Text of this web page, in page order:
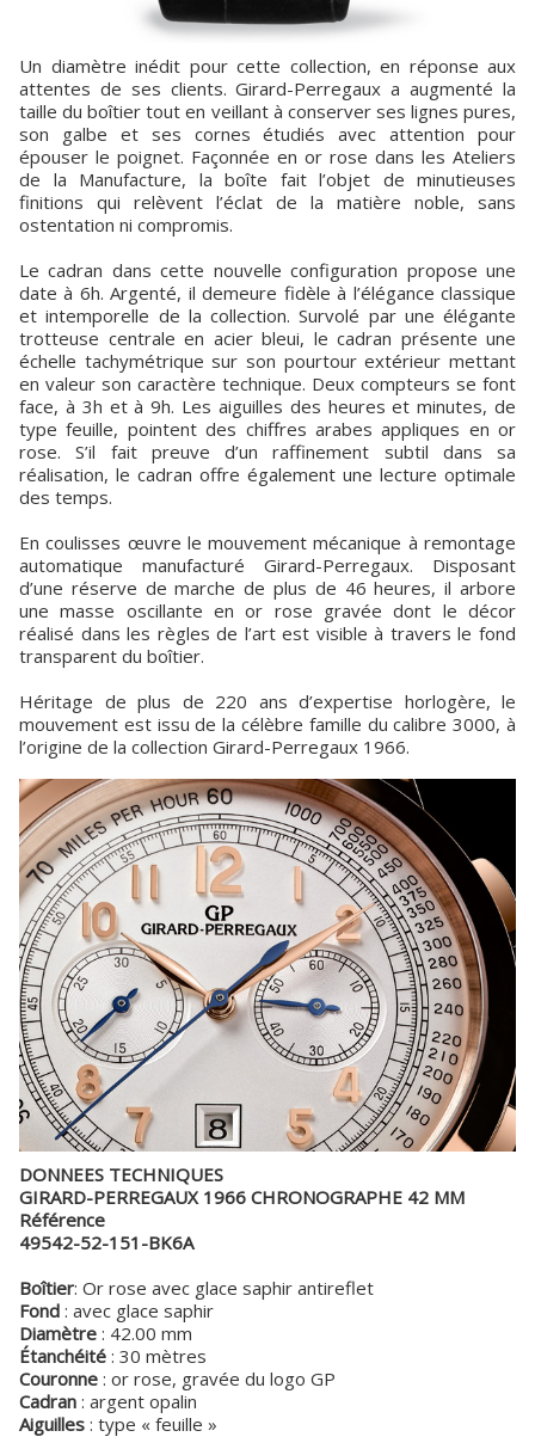
Un diamètre inédit pour cette collection, en réponse aux
attentes de ses clients. Girard-Perregaux a augmenté la
taille du boîtier tout en veillant à conserver ses lignes pures,
son galbe et ses cornes étudiés avec attention pour
épouser le poignet. Façonnée en or rose dans les Ateliers
de la Manufacture, la boîte fait l’objet de minutieuses
finitions qui relèvent l’éclat de la matière noble, sans
ostentation ni compromis.
Le cadran dans cette nouvelle configuration propose une
date à 6h. Argenté, il demeure fidèle à l’élégance classique
et intemporelle de la collection. Survolé par une élégante
trotteuse centrale en acier bleui, le cadran présente une
échelle tachymétrique sur son pourtour extérieur mettant
en valeur son caractère technique. Deux compteurs se font
face, à 3h et à 9h. Les aiguilles des heures et minutes, de
type feuille, pointent des chiffres arabes appliques en or
rose. S’il fait preuve d’un raffinement subtil dans sa
réalisation, le cadran offre également une lecture optimale
des temps.
En coulisses œuvre le mouvement mécanique à remontage
automatique manufacturé Girard-Perregaux. Disposant
d’une réserve de marche de plus de 46 heures, il arbore
une masse oscillante en or rose gravée dont le décor
réalisé dans les règles de l’art est visible à travers le fond
transparent du boîtier.
Héritage de plus de 220 ans d’expertise horlogère, le
mouvement est issu de la célèbre famille du calibre 3000, à
l’origine de la collection Girard-Perregaux 1966.
DONNEES TECHNIQUES
GIRARD-PERREGAUX 1966 CHRONOGRAPHE 42 MM
Référence
49542-52-151-BK6A
Boîtier: Or rose avec glace saphir antireflet
Fond : avec glace saphir
Diamètre : 42.00 mm
Étanchéité : 30 mètres
Couronne : or rose, gravée du logo GP
Cadran : argent opalin
Aiguilles : type « feuille »